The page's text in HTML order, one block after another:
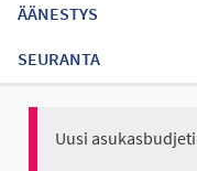
ÄÄNESTYS
SEURANTA
Uusi